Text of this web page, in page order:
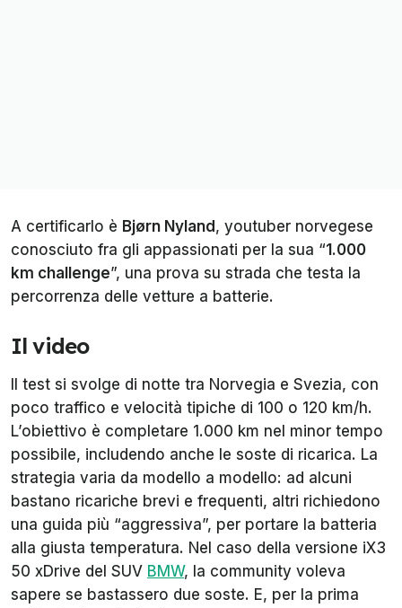
A certificarlo è Bjørn Nyland , youtuber norvegese
conosciuto fra gli appassionati per la sua “1.000
km challenge”, una prova su strada che testa la
percorrenza delle vetture a batterie.
Il video
Il test si svolge di notte tra Norvegia e Svezia, con
poco traffico e velocità tipiche di 100 o 120 km/h.
L’obiettivo è completare 1.000 km nel minor tempo
possibile, includendo anche le soste di ricarica. La
strategia varia da modello a modello: ad alcuni
bastano ricariche brevi e frequenti, altri richiedono
una guida più “aggressiva”, per portare la batteria
alla giusta temperatura. Nel caso della versione iX3
50 xDrive del SUV BMW, la community voleva
sapere se bastassero due soste. E, per la prima